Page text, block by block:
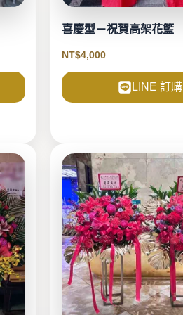
喜慶型－祝賀高架花籃
NT$4,000
LINE 訂購